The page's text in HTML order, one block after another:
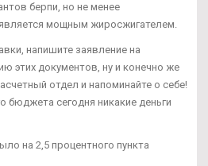
берпи, но не менее
мощным жиросжигателем.
напишите заявление на
этих документов, ну и конечно же
отдел и напоминайте о себе!
бюджета сегодня никакие деньги
на 2,5 процентного пункта